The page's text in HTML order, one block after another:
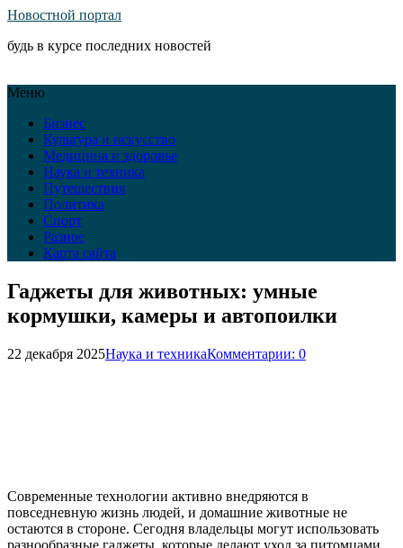
Новостной портал
будь в курсе последних новостей
Меню
Бизнес
Культура и искусство
Медицина и здоровье
Наука и техника
Путешествия
Политика
Спорт
Разное
Карта сайта
Гаджеты для животных: умные
кормушки, камеры и автопоилки
22 декабря 2025Наука и техникаКомментарии: 0
Современные технологии активно внедряются в
повседневную жизнь людей, и домашние животные не
остаются в стороне. Сегодня владельцы могут использовать
разнообразные гаджеты, которые делают уход за питомцами